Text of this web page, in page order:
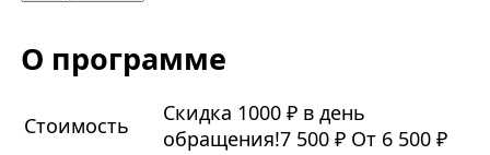
О программе
Стоимость
Скидка 1000 ₽ в день
обращения!7 500 ₽ От 6 500 ₽